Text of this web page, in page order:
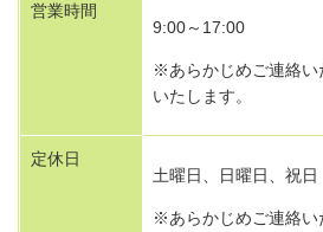
営業時間
9:00～17:00
※あらかじめご連絡い
いたします。
定休日
土曜日、日曜日、祝日
※あらかじめご連絡い